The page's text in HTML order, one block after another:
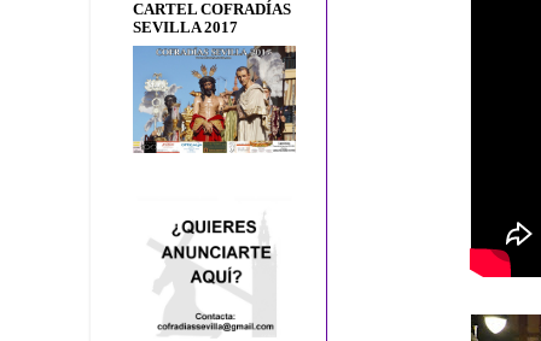
CARTEL COFRADÍAS
SEVILLA 2017